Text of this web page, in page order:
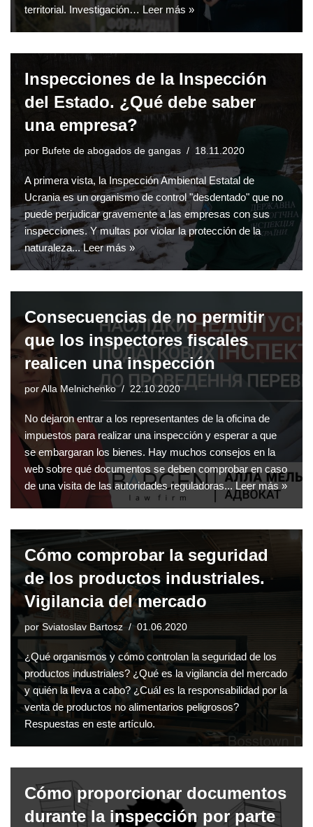
territorial. Investigación… Leer más »
Inspecciones de la Inspección
del Estado. ¿Qué debe saber
una empresa?
por Bufete de abogados de gangas 18.11.2020
A primera vista, la Inspección Ambiental Estatal de
Ucrania es un organismo de control "desdentado" que no
puede perjudicar gravemente a las empresas con sus
inspecciones. Y multas por violar la protección de la
naturaleza...Leer más »
Consecuencias de no permitir
que los inspectores fiscales
realicen una inspección
por Alla Melnichenko 22.10.2020
No dejaron entrar a los representantes de la oficina de
impuestos para realizar una inspección y esperar a que
se embargaran los bienes. Hay muchos consejos en la
web sobre qué documentos se deben comprobar en caso
de una visita de las autoridades reguladoras...Leer más »
Cómo comprobar la seguridad
de los productos industriales.
Vigilancia del mercado
por Sviatoslav Bartosz 01.06.2020
¿Qué organismos y cómo controlan la seguridad de los
productos industriales? ¿Qué es la vigilancia del mercado
y quién la lleva a cabo? ¿Cuál es la responsabilidad por la
venta de productos no alimentarios peligrosos?
Respuestas en este artículo.
Cómo proporcionar documentos
durante la inspección por parte